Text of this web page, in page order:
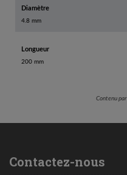
Diamètre
4.8 mm
Longueur
200 mm
Contenu par
Contactez-nous